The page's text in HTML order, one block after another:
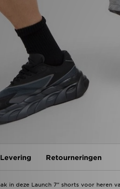
Levering Retourneringen
in deze Launch 7" shorts voor heren